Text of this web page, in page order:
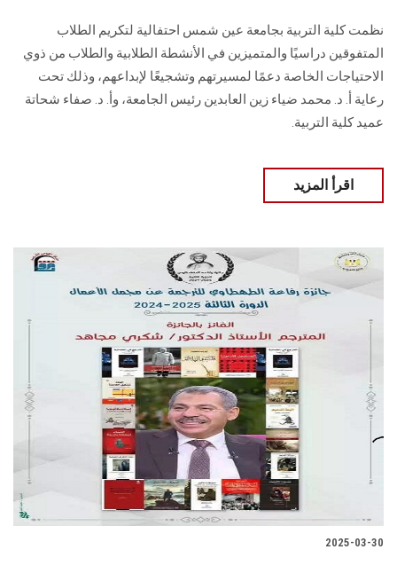
الزائـرون
سجل الان
نظمت كلية التربية بجامعة عين شمس احتفالية لتكريم الطلاب
المتفوقين دراسيًا والمتميزين في الأنشطة الطلابية والطلاب من ذوي
الاحتياجات الخاصة دعمًا لمسيرتهم وتشجيعًا لإبداعهم، وذلك تحت
رعاية أ. د. محمد ضياء زين العابدين رئيس الجامعة، وأ. د. صفاء شحاتة
عميد كلية التربية.
اقرأ المزيد
2025-03-30